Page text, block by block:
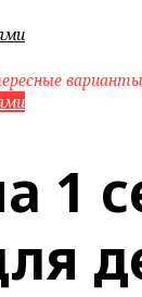
варианты
1